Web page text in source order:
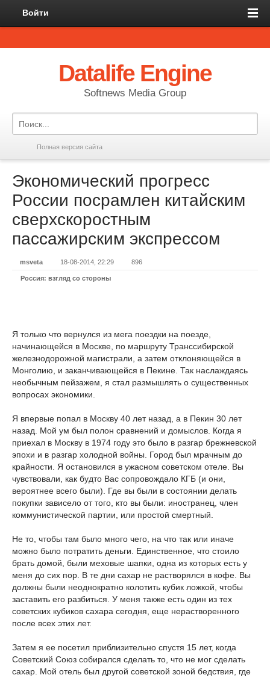
Войти
Datalife Engine
Softnews Media Group
Полная версия сайта
Экономический прогресс
России посрамлен китайским
сверхскоростным
пассажирским экспрессом
msveta 18-08-2014, 22:29 896
Россия: взгляд со стороны
Я только что вернулся из мега поездки на поезде,
начинающейся в Москве, по маршруту Транссибирской
железнодорожной магистрали, а затем отклоняющейся в
Монголию, и заканчивающейся в Пекине. Так наслаждаясь
необычным пейзажем, я стал размышлять о существенных
вопросах экономики.
Я впервые попал в Москву 40 лет назад, а в Пекин 30 лет
назад. Мой ум был полон сравнений и домыслов. Когда я
приехал в Москву в 1974 году это было в разгар брежневской
эпохи и в разгар холодной войны. Город был мрачным до
крайности. Я остановился в ужасном советском отеле. Вы
чувствовали, как будто Вас сопровождало КГБ (и они,
вероятнее всего были). Где вы были в состоянии делать
покупки зависело от того, кто вы были: иностранец, член
коммунистической партии, или простой смертный.
Не то, чтобы там было много чего, на что так или иначе
можно было потратить деньги. Единственное, что стоило
брать домой, были меховые шапки, одна из которых есть у
меня до сих пор. В те дни сахар не растворялся в кофе. Вы
должны были неоднократно колотить кубик ложкой, чтобы
заставить его разбиться. У меня также есть один из тех
советских кубиков сахара сегодня, еще нерастворенного
после всех этих лет.
Затем я ее посетил приблизительно спустя 15 лет, когда
Советский Союз собирался сделать то, что не мог сделать
сахар. Мой отель был другой советской зоной бедствия, где